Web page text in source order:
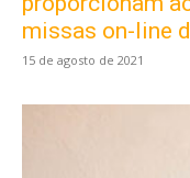
missas on-line
15 de agosto de 2021